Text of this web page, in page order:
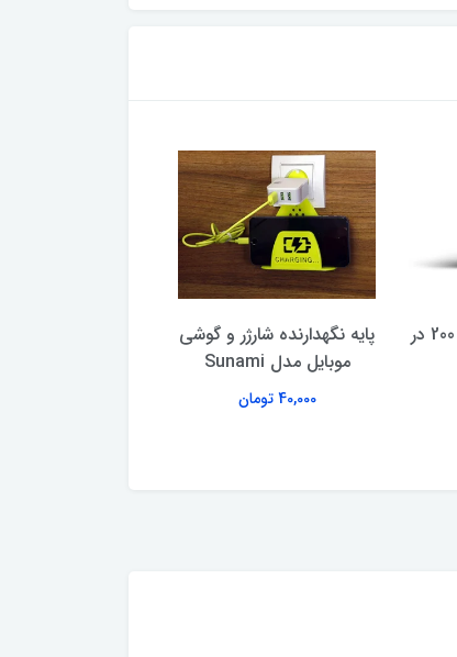
پتو یک نفره افرا سایز 200 در
پایه نگهدارنده شارژر و گوشی
موبایل مدل Sunami
40,000 تومان